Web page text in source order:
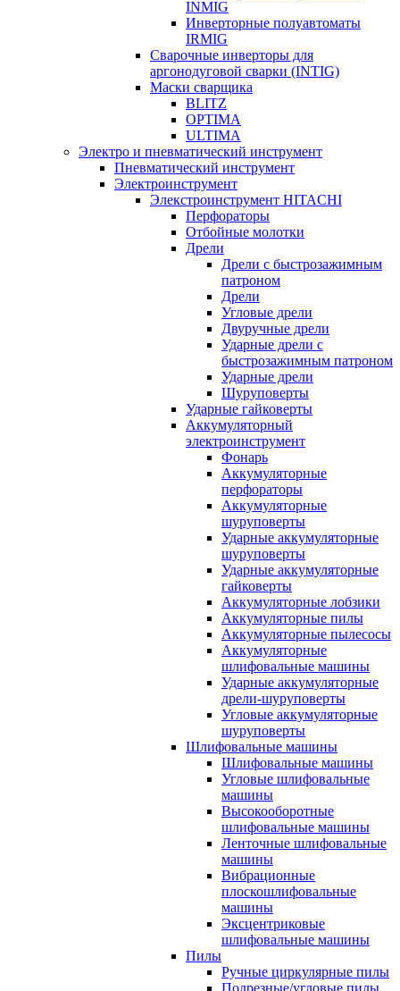
INMIG
Инверторные полуавтоматы
IRMIG
Сварочные инверторы для
аргонодуговой сварки (INTIG)
Маски сварщика
BLITZ
OPTIMA
ULTIMA
Электро и пневматический инструмент
Пневматический инструмент
Электроинструмент
Элекстроинструмент HITACHI
Перфораторы
Отбойные молотки
Дрели
Дрели с быстрозажимным
патроном
Дрели
Угловые дрели
Двуручные дрели
Ударные дрели с
быстрозажимным патроном
Ударные дрели
Шуруповерты
Ударные гайковерты
Аккумуляторный
электроинструмент
Фонарь
Аккумуляторные
перфораторы
Аккумуляторные
шуруповерты
Ударные аккумуляторные
шуруповерты
Ударные аккумуляторные
гайковерты
Аккумуляторные лобзики
Аккумуляторные пилы
Аккумуляторные пылесосы
Аккумуляторные
шлифовальные машины
Ударные аккумуляторные
дрели-шуруповерты
Угловые аккумуляторные
шуруповерты
Шлифовальные машины
Шлифовальные машины
Угловые шлифовальные
машины
Высокооборотные
шлифовальные машины
Ленточные шлифовальные
машины
Вибрационные
плоскошлифовальные
машины
Эксцентриковые
шлифовальные машины
Пилы
Ручные циркулярные пилы
Подрезные/угловые пилы